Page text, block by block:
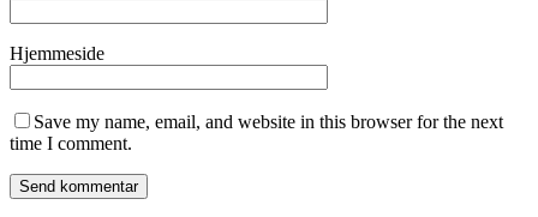
Hjemmeside
Save my name, email, and website in this browser for the next
time I comment.